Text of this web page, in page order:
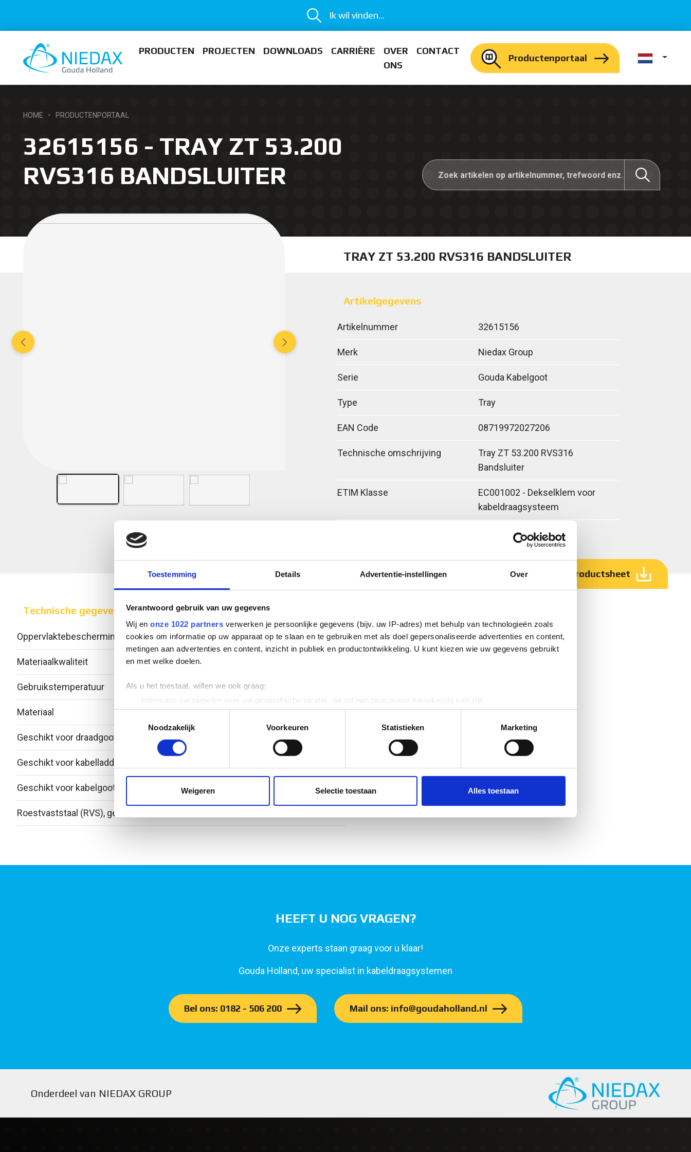
Toestemming Details Advertentie-instellingen Over
Verantwoord gebruik van uw gegevens
Wij en onze 1022 partners verwerken je persoonlijke gegevens (bijv. uw IP-adres) met behulp van technologieën zoals
cookies om informatie op uw apparaat op te slaan en te gebruiken met als doel gepersonaliseerde advertenties en content,
metingen aan advertenties en content, inzicht in publiek en productontwikkeling. U kunt kiezen wie uw gegevens gebruikt
en met welke doelen.
Als u het toestaat, willen we ook graag:
Informatie verzamelen over uw geografische locatie, die tot een paar meter nauwkeurig kan zijn
Uw apparaat identificeren door het actief te scannen op specifieke eigenschappen (fingerprinting)
Lees meer over hoe uw persoonlijke gegevens worden verwerkt en stel uw voorkeuren in het
detailgedeeltein. U kunt uw
toestemming op elk moment wijzigen of intrekken in de Cookieverklaring.
websiteverkeer te analyseren. Ook delen we informatie over uw gebruik van onze site met onze partners voor social
media, adverteren en analyse. Deze partners kunnen deze gegevens combineren met andere informatie die u aan ze heeft
Noodzakelijk
Voorkeuren Statistieken Marketing
Weigeren Selectie toestaan Alles toestaan
Ik wil vinden...
PRODUCTEN PROJECTEN DOWNLOADS CARRIÈRE
OVER
ONS
CONTACT
Productenportaal
HOME PRODUCTENPORTAAL
32615156 - TRAY ZT 53.200
RVS316 BANDSLUITER
TRAY ZT 53.200 RVS316 BANDSLUITER
Artikelgegevens
Artikelnummer 32615156
Merk Niedax Group
Serie Gouda Kabelgoot
Type Tray
EAN Code 08719972027206
Technische omschrijving
Tray ZT 53.200 RVS316
Bandsluiter
ETIM Klasse
EC001002 - Dekselklem voor
kabeldraagsysteem
Download productsheet
Technische gegevens
Oppervlaktebescherming
Materiaalkwaliteit
Gebruikstemperatuur -20 - 120
Materiaal Roestvaststaal (RVS)
Geschikt voor draadgoot
Geschikt voor kabelladder
Geschikt voor kabelgoot Ja
Roestvaststaal (RVS), gebeitst
HEEFT U NOG VRAGEN?
Onze experts staan graag voor u klaar!
Gouda Holland, uw specialist in kabeldraagsystemen
Bel ons: 0182 - 506 200 Mail ons: info@goudaholland.nl
Onderdeel van NIEDAX GROUP